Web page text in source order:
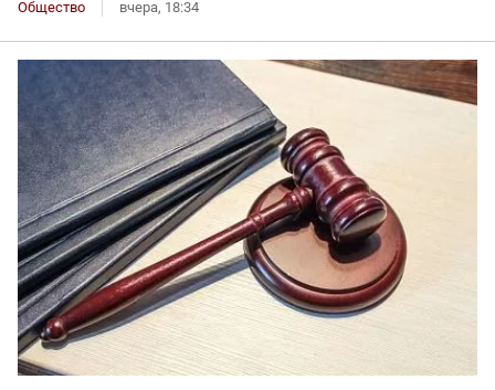
Общество вчера, 18:34